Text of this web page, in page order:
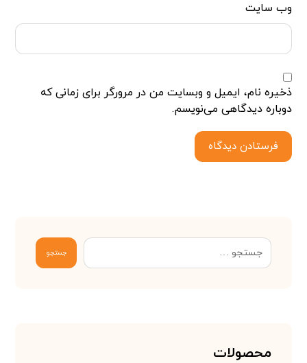
وب‌ سایت
ذخیره نام، ایمیل و وبسایت من در مرورگر برای زمانی که
دوباره دیدگاهی می‌نویسم.
فرستادن دیدگاه
جستجو
محصولات